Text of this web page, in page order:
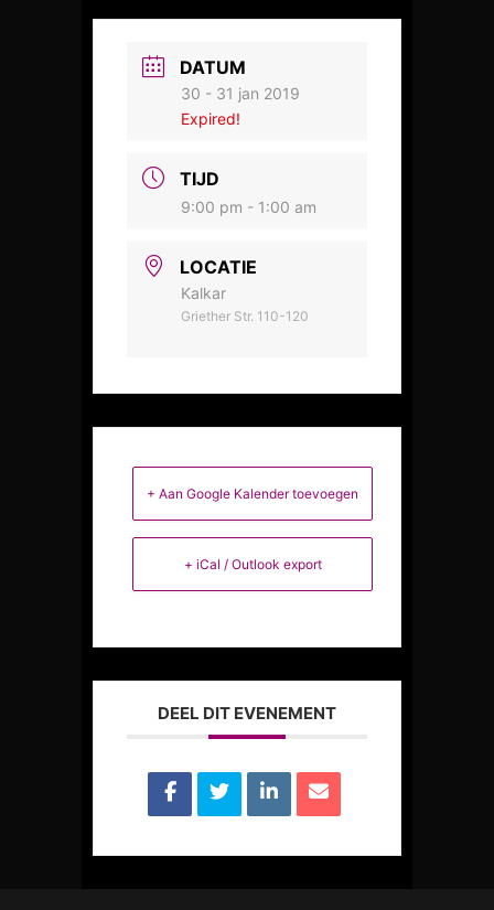
DATUM
30 - 31 jan 2019
Expired!
TIJD
9:00 pm - 1:00 am
LOCATIE
Kalkar
Griether Str. 110-120
+ Aan Google Kalender toevoegen
+ iCal / Outlook export
DEEL DIT EVENEMENT